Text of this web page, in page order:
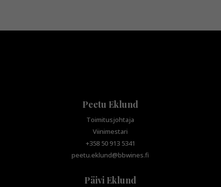
Peetu Eklund
Toimitusjohtaja
Viinimestari
+358 50 913 5341
peetu.eklund@bbwines.fi
Päivi Eklund